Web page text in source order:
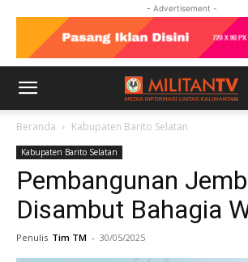
- Advertisement -
Beranda Kabupaten Barito Selatan
Kabupaten Barito Selatan
Pembangunan
Disambut Bahagia
Penulis Tim TM - 30/05/2025